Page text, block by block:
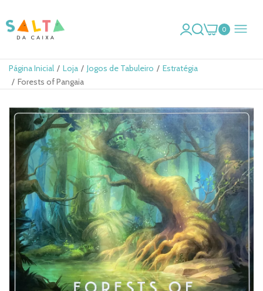
0
Página Inicial Loja Jogos de Tabuleiro
Estratégia
Forests of Pangaia